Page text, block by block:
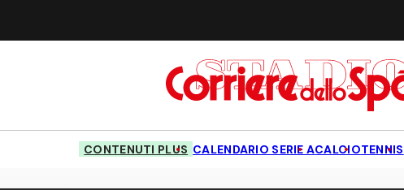
CONTENUTI PLUS CALENDARIO SERIE ACALCIOTENNIS